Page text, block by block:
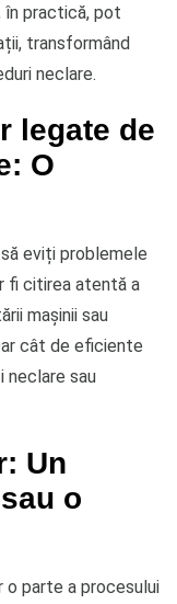
în practică, pot
transformând
neclare.
legate de
O
eviți problemele
fi citirea atentă a
mașinii sau
cât de eficiente
neclare sau
Un
o
o parte a procesului